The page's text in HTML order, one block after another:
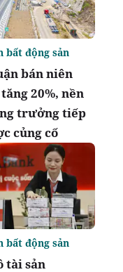
bán niên
20%, nền
trưởng tiếp
củng cố
bất động sản
tài sản
bất động sản